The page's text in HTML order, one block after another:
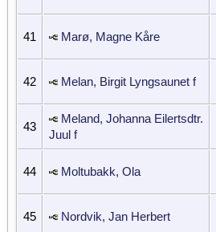
41 Marø, Magne Kåre
42 Melan, Birgit Lyngsaunet f
43
Meland, Johanna Eilertsdtr.
Juul f
44 Moltubakk, Ola
45 Nordvik, Jan Herbert